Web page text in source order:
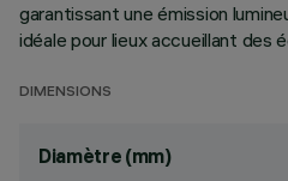
garantissant une émission
idéale pour lieux accueillant des
DIMENSIONS
Diamètre (mm)